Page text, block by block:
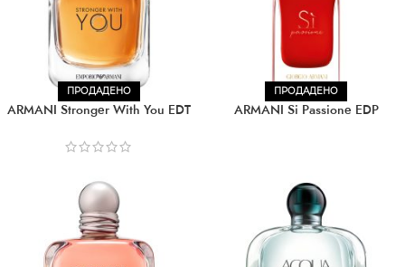
ПРОДАДЕНО
ARMANI Stronger With You EDT
ПРОДАДЕНО
ARMANI Si Passione EDP